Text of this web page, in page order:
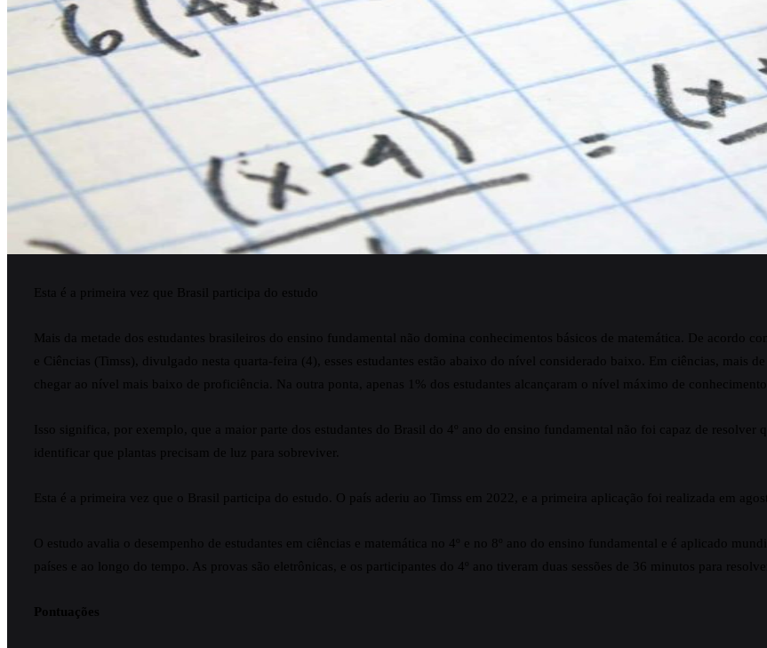
Esta é a primeira vez que Brasil participa do estudo
Mais da metade dos estudantes brasileiros do ensino fundamental não domina conhecimentos básicos de matemática. De acordo
e Ciências (Timss), divulgado nesta quarta-feira (4), esses estudantes estão abaixo do nível considerado baixo. Em ciências, mais
chegar ao nível mais baixo de proficiência. Na outra ponta, apenas 1% dos estudantes alcançaram o nível máximo de conhecimento
Isso significa, por exemplo, que a maior parte dos estudantes do Brasil do 4º ano do ensino fundamental não foi capaz de resolver
identificar que plantas precisam de luz para sobreviver.
Esta é a primeira vez que o Brasil participa do estudo. O país aderiu ao Timss em 2022, e a primeira aplicação foi realizada em
O estudo avalia o desempenho de estudantes em ciências e matemática no 4º e no 8º ano do ensino fundamental e é aplicado
países e ao longo do tempo. As provas são eletrônicas, e os participantes do 4º ano tiveram duas sessões de 36 minutos para
Pontuações